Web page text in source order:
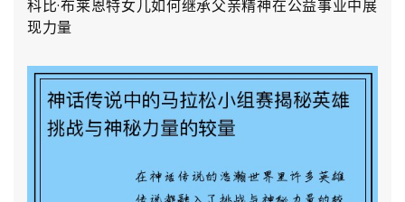
科比·布莱恩特女儿如何继承父亲精神在公益事业中展
现力量